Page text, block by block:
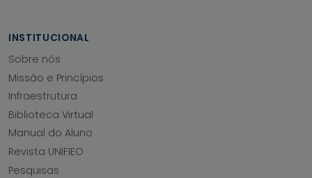
INSTITUCIONAL
Sobre nós
Missão e Princípios
Infraestrutura
Biblioteca Virtual
Manual do Aluno
Revista UNIFIEO
Pesquisas